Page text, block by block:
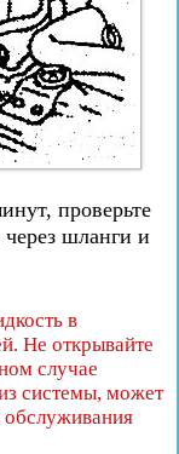
проверьте
через шланги и
в
Не открывайте
случае
системы, может
обслуживания